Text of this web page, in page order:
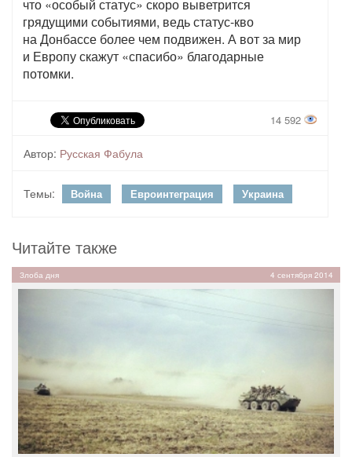
что «особый статус» скоро выветрится
грядущими событиями, ведь статус-кво
на Донбассе более чем подвижен. А вот за мир
и Европу скажут «спасибо» благодарные
потомки.
14 592
Автор: Русская Фабула
Темы: Война Евроинтеграция Украина
Читайте также
Злоба дня 4 сентября 2014